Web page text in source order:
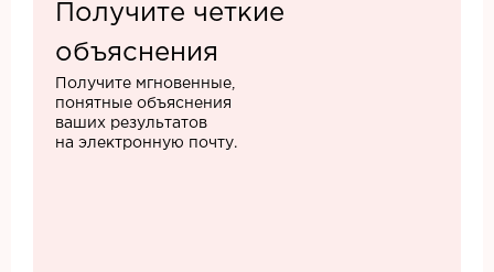
Получите четкие
объяснения
Получите мгновенные,
понятные объяснения
ваших результатов
на электронную почту.